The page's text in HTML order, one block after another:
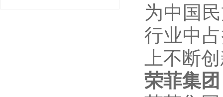
为中国
行业中
上不断
荣菲集